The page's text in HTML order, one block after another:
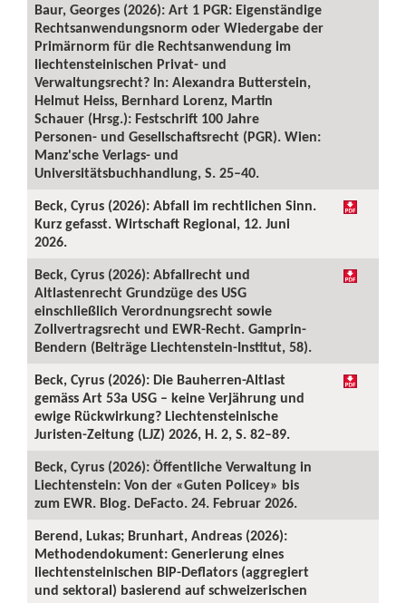
Baur, Georges (2026): Art 1 PGR: Eigenständige
Rechtsanwendungsnorm oder Wiedergabe der
Primärnorm für die Rechtsanwendung im
liechtensteinischen Privat- und
Verwaltungsrecht? In: Alexandra Butterstein,
Helmut Heiss, Bernhard Lorenz, Martin
Schauer (Hrsg.): Festschrift 100 Jahre
Personen- und Gesellschaftsrecht (PGR). Wien:
Manz'sche Verlags- und
Universitätsbuchhandlung, S. 25–40.
Beck, Cyrus (2026): Abfall im rechtlichen Sinn.
Kurz gefasst. Wirtschaft Regional, 12. Juni
2026.
Beck, Cyrus (2026): Abfallrecht und
Altlastenrecht Grundzüge des USG
einschließlich Verordnungsrecht sowie
Zollvertragsrecht und EWR-Recht. Gamprin-
Bendern (Beiträge Liechtenstein-Institut, 58).
Beck, Cyrus (2026): Die Bauherren-Altlast
gemäss Art 53a USG – keine Verjährung und
ewige Rückwirkung? Liechtensteinische
Juristen-Zeitung (LJZ) 2026, H. 2, S. 82–89.
Beck, Cyrus (2026): Öffentliche Verwaltung in
Liechtenstein: Von der «Guten Policey» bis
zum EWR. Blog. DeFacto. 24. Februar 2026.
Berend, Lukas; Brunhart, Andreas (2026):
Methodendokument: Generierung eines
liechtensteinischen BIP-Deflators (aggregiert
und sektoral) basierend auf schweizerischen